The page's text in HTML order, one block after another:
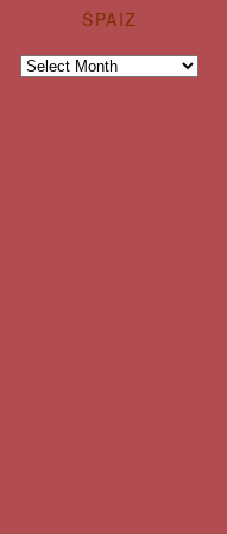
ŠPAIZ
Špaiz